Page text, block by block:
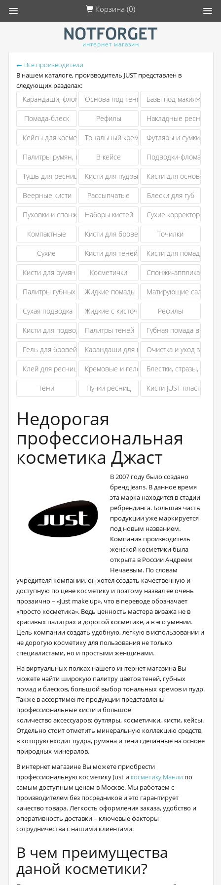
интернет магазин
← Все производители
В нашем каталоге, производитель JUST представлен в
следующих разделах:
Карандаши, фломастеры для бровей
Основа под тени Базы под макияж
Помада-блеск Рефилы Накладные ресницы
Кейсы для косметикиТональный крем Футляры и сумки для
Палитры румян, пудр, корректоров
В кейсе Подводки-фломастеры
Тушь для ресниц Кисти для пудры Кисти для основы и
Веерные кисти Рассыпчатые Блески для губ
Пуховки и спонжи Наборы кистей Сухие корректоры
Компактные Кисти для бровей и ресниц
Точилки
Сухие Кисти для теней Кисти для помады
Кисти для румян и сухих корректирующих средств
Косметички Спонжи-аппликаторы
Палитры губных помадЖидкие помады Матирующие салфетки
Сухая подводка Жидкие с кисточкой Рефилы
Кисти для подводкиПалитры теней Губная помада в стике
Гель для бровей Карандаши для глазОчистка и уход за
Клей для ресниц и удалительКремовые и гелевыеБлестки, стразы,
Тени Пучки ресниц Кисти JUST
Недорогая
профессиональная
косметика Джаст
В 2007 году было создано
бренд Jeans. В данное время
эта марка находится в стадии
ребрендинга. Большая часть
продукции уже маркируется
под новым названием.
Компания производитель
женской косметики была
открыта в России Андреем
Нечаевым. По словам
учредителя компании, он хотел создать качественную и
доступную по цене косметику и поэтому назвал ее очень
прозаично – «Just make up», что в переводе обозначает
«просто косметика». Ведь ценность мастера визажа не в
красивых палитрах и дорогой косметике, а в эго умении.
Цель компании создать удобную, легкую в использовании и
не дорогую косметику для пользования не только
специалистами, но и простыми женщинами.
На виртуальных полках нашего интернет магазина Вы
можете найти широкую палитру цветов теней, губных
помад и блесков, большой выбор тональных кремов и пудр.
Также в ассортименте продукции представлены
профессиональные кисти и большое
количество аксессуаров: футляры, косметички, кисти, кейсы.
Отдельно стоит отметить минеральную коллекцию средств,
в которую входит пудра, румяна и тени сделанные на основе
природных минералов.
В интернет магазине Вы можете приобрести
профессиональную косметику Just и косметику Манли по
самым доступным ценам в Москве. Мы работаем с
производителем без посредников и это гарантирует
качество товара. Легкость оформления заказа, удобство и
оперативность доставки – ключевые факторы
сотрудничества с нашими клиентами.
В чем преимущества
даной косметики?
Корзина (0)